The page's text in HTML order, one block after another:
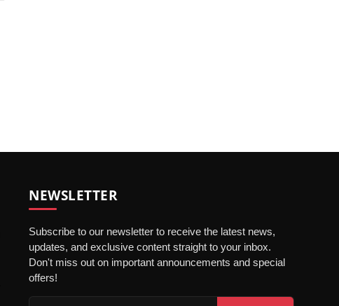
NEWSLETTER
Subscribe to our newsletter to receive the latest news,
updates, and exclusive content straight to your inbox.
Don't miss out on important announcements and special
offers!